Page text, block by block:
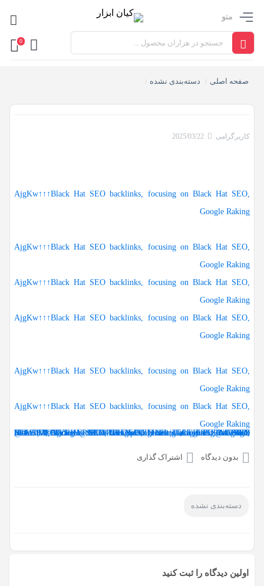
منو
0
صفحه اصلی / دسته‌بندی نشده /
کاربرگرامی 2025/03/22
AjgKw↑↑↑Black Hat SEO backlinks, focusing on Black Hat SEO,
Google Raking
AjgKw↑↑↑Black Hat SEO backlinks, focusing on Black Hat SEO,
Google Raking
AjgKw↑↑↑Black Hat SEO backlinks, focusing on Black Hat SEO,
Google Raking
AjgKw↑↑↑Black Hat SEO backlinks, focusing on Black Hat SEO,
Google Raking
AjgKw↑↑↑Black Hat SEO backlinks, focusing on Black Hat SEO,
Google Raking
AjgKw↑↑↑Black Hat SEO backlinks, focusing on Black Hat SEO,
Google Raking
FREE MONEY | FREE MONEY ONLINE | GET FREE MONEY NOW | Telegram: @seo7878 H2JpP↑↑↑Hack Tutorial PORNO SEO backlinks, Black Hat SEO, Google SEO fast ranking ↑↑↑ Telegram: @seo7878 ZYHIn↑↑↑Black Hat SEO backlinks, focusing on Black Hat SEO, Google SEO fast ranking ↑↑↑ Telegram: @seo7878 Rdmc0↑↑↑Black Hat SEO backlinks, focusing on Black Hat SEO, Google
بدون دیدگاه اشتراک گذاری
دسته‌بندی نشده
اولین دیدگاه را ثبت کنید